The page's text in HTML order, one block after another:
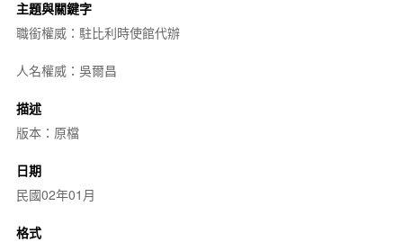
主題與關鍵字
職銜權威：駐比利時使館代辦
人名權威：吳爾昌
描述
版本：原檔
日期
民國02年01月
格式